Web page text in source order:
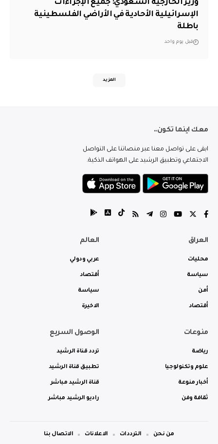
وزير الخارجية السعودي: جميع الإجراءات
الإسرائيلية الأحادية في الأراضي الفلسطينية
باطلة
قبل يوم واحد
المزيد
معك اينما تكون..
ابقى على تواصل معنا عبر منصاتنا على التواصل
الاجتماعي وتطبيق الرشيد على الهواتف الذكية.
العراق
محليات
سياسة
أمن
أقتصاد
العالم
عربي ودولي
أقتصاد
سياسة
الاخيرة
منوعات
رياضة
علوم وتكنولوجيا
أخبار منوعة
ثقافة وفن
الوصول السريع
تردد قناة الرشيد
تطبيق قناة الرشيد
قناة الرشيد مباشر
راديو الرشيد مباشر
من نحن الترددات الاعلانات الاتصال بنا